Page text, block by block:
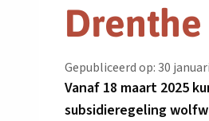
Drenthe
Gepubliceerd op: 30
Vanaf 18 maart 2025
subsidieregeling